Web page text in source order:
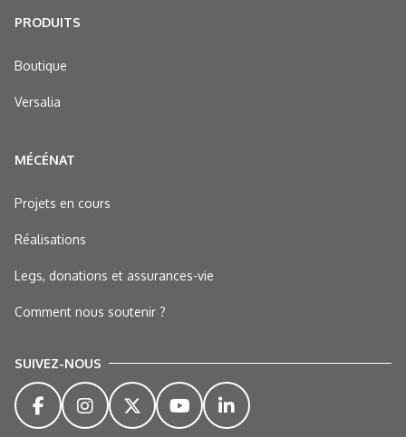
PRODUITS
Boutique
Versalia
MÉCÉNAT
Projets en cours
Réalisations
Legs, donations et assurances-vie
Comment nous soutenir ?
SUIVEZ-NOUS